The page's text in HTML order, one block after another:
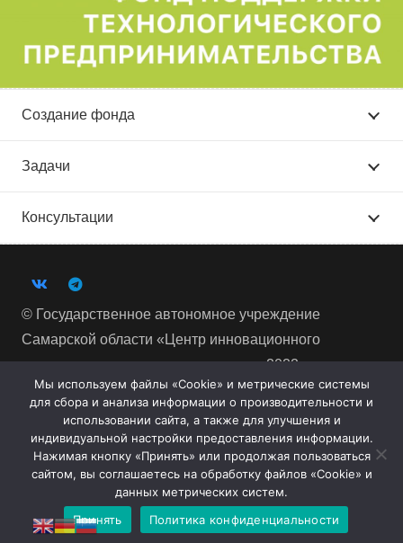
Создание фонда
Задачи
Консультации
© Государственное автономное учреждение
Самарской области «Центр инновационного
развития и кластерных инициатив», 2022
РФ, Самарская область, г. Тольятти, Южное шоссе, д.
Многоканальный телефон:+7 (8482) 93 00 93
info@cik63.ru
Разработано в Айти-Аутсорсинг
Мы используем файлы «Cookie» и метрические системы
для сбора и анализа информации о производительности и
использовании сайта, а также для улучшения и
индивидуальной настройки предоставления информации.
Нажимая кнопку «Принять» или продолжая пользоваться
сайтом, вы соглашаетесь на обработку файлов «Cookie» и
данных метрических систем.
Принять
Политика конфиденциальности